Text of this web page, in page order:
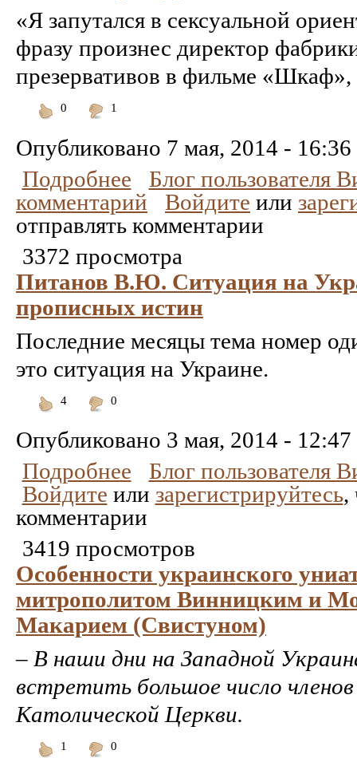
«Я запутался в сексуальной
фразу произнес директор
презервативов в фильме «Шкаф»,
0
1
Опубликовано 7 мая, 2014 - 16:36
Подробнее
Блог пользователя
комментарий
Войдите или
отправлять комментарии
3372 просмотра
Питанов В.Ю. Ситуация на
прописных истин
Последние месяцы тема номер
это ситуация на Украине.
4
0
Опубликовано 3 мая, 2014 - 12:47
Подробнее
Блог пользователя
Войдите или зарегистрируйтесь,
комментарии
3419 просмотров
Особенности украинского
митрополитом Винницким и
Макарием (Свистуном)
– В наши дни на Западной
встретить большое число
Католической Церкви.
1 0